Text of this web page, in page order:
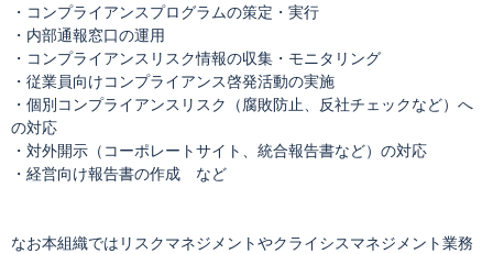
・コンプライアンスプログラムの策定・実行
・内部通報窓口の運用
・コンプライアンスリスク情報の収集・モニタリング
・従業員向けコンプライアンス啓発活動の実施
・個別コンプライアンスリスク（腐敗防止、反社チェックなど）へ
の対応
・対外開示（コーポレートサイト、統合報告書など）の対応
・経営向け報告書の作成 など
なお本組織ではリスクマネジメントやクライシスマネジメント業務